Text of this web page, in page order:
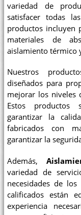
variedad de
satisfacer todas
productos incluyen
materiales de
aislamiento térmico
Nuestros
diseñados para
mejorar los niveles
Estos productos
garantizar la
fabricados con
garantizar la
Además,
variedad de
necesidades de
calificados están
experiencia